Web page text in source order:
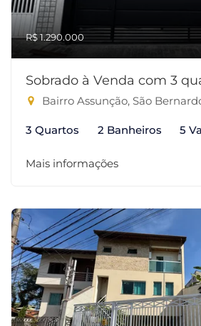
R$ 1.290.000
Sobrado à Venda com 3
Bairro Assunção, São
3 Quartos 2 Banheiros 5
Mais informações